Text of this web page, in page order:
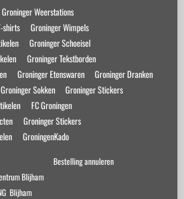
Top
Groninger Weerstations
shirts
Groninger Wimpels
Groninger Schoeisel
Groninger Tekstborden
Groninger Etenswaren
Groninger Dranken
Groninger Sokken
Groninger Stickers
FC Groningen
Groninger Stickers
GroningenKado
Blijham
Blijham
Bestelling annuleren